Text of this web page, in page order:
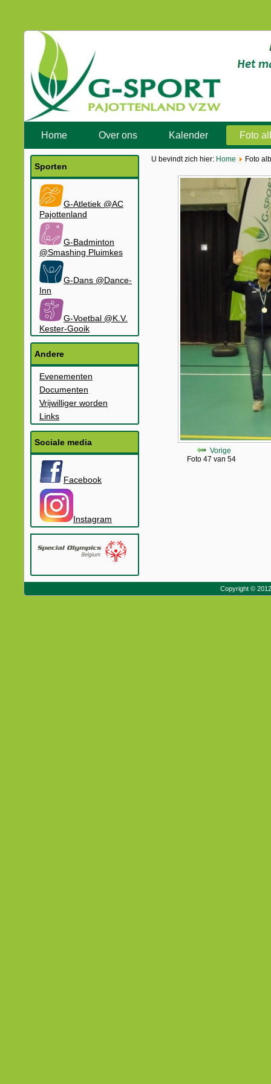
Home Over ons Kalender Foto
Sporten
G-Atletiek @AC
Pajottenland
G-Badminton
@Smashing Pluimkes
G-Dans @Dance-
Inn
G-Voetbal @K.V.
Kester-Gooik
Andere
Evenementen
Documenten
Vrijwilliger worden
Links
Sociale media
Facebook
Instagram
U bevindt zich hier: Home Foto
Vorige
Foto 47 van 54
Copyright ©